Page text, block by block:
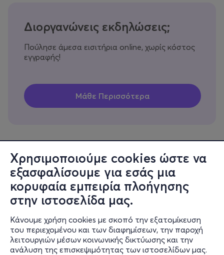
Χρησιμοποιούμε cookies ώστε να
εξασφαλίσουμε για εσάς μια
κορυφαία εμπειρία πλοήγησης
στην ιστοσελίδα μας.
Κάνουμε χρήση cookies με σκοπό την εξατομίκευση
του περιεχομένου και των διαφημίσεων, την παροχή
λειτουργιών μέσων κοινωνικής δικτύωσης και την
ανάλυση της επισκεψιμότητας των ιστοσελίδων μας.
Διοργανώνεις εκδηλώσεις;
Πούλησε άμεσα εισιτήρια online, χωρίς κόστος
εγγραφής!
Πληροφορίες
Υποστήριξη
Stay Connected